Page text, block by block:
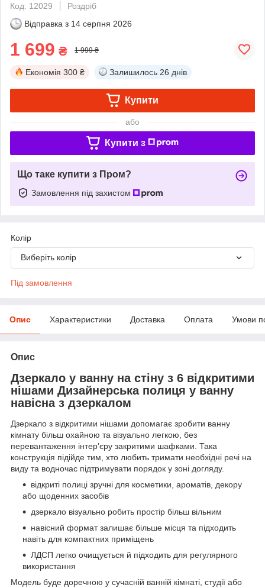
Код: 12029
Роздріб
Відправка з 14 серпня 2026
1 699 ₴ 1 999 ₴
Економія 300 ₴ Залишилось 26 днів
Купити
або
Купити з
Що таке купити з Пром?
Замовлення під захистом
Колір
Виберіть колір
Під замовлення
Опис Характеристики Доставка Оплата Умови
Опис
Дзеркало у ванну на стіну з 6 відкритими
нішами Дизайнерська полиця у ванну
навісна з дзеркалом
Дзеркало з відкритими нішами допомагає зробити ванну
кімнату більш охайною та візуально легкою, без
перевантаження інтер’єру закритими шафками. Така
конструкція підійде тим, хто любить тримати необхідні речі на
виду та водночас підтримувати порядок у зоні догляду.
відкриті полиці зручні для косметики, ароматів, декору
або щоденних засобів
дзеркало візуально робить простір більш вільним
навісний формат залишає більше місця та підходить
навіть для компактних приміщень
ЛДСП легко очищується й підходить для регулярного
використання
Модель буде доречною у сучасній ванній кімнаті, студії або